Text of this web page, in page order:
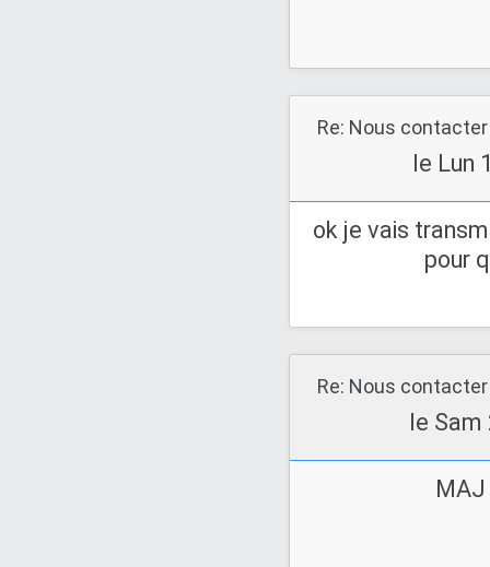
Re: Nous contacter
le Lun
ok je vais
pour
Re: Nous contacter
le Sam
MAJ